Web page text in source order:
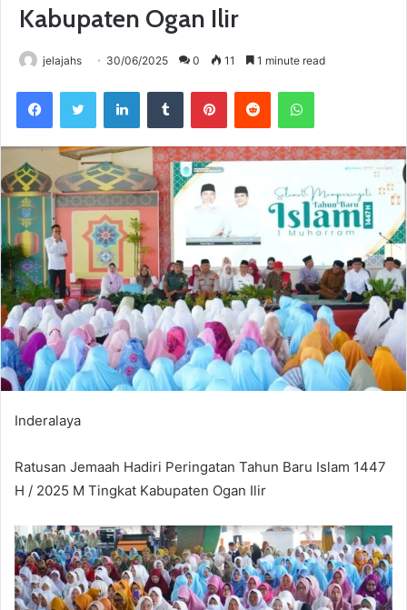
Kabupaten Ogan Ilir
jelajahs 30/06/2025 0 11 1 minute read
Inderalaya
Ratusan Jemaah Hadiri Peringatan Tahun Baru Islam 1447
H / 2025 M Tingkat Kabupaten Ogan Ilir